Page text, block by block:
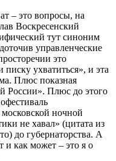
– это вопросы, на
Воскресенский
тут синоним
управленческие
это
писку ухватиться», и эта
Плюс показная
России». Плюс до этого
ночной
не хавал» (цитата из
до губернаторства. А
и как может – это я о